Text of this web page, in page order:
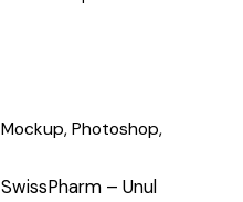
Mockup Photoshop
– Unul